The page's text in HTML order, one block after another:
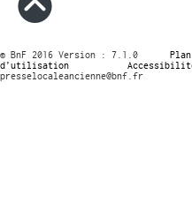
© BnF 2016 Version : 7.1.0
d’utilisation
presselocaleancienne@bnf.fr